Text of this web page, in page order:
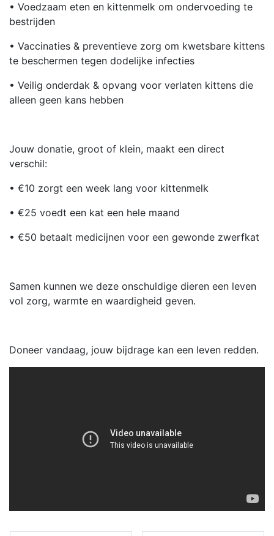
• Voedzaam eten en kittenmelk om ondervoeding te
bestrijden
• Vaccinaties & preventieve zorg om kwetsbare kittens
te beschermen tegen dodelijke infecties
• Veilig onderdak & opvang voor verlaten kittens die
alleen geen kans hebben
Jouw donatie, groot of klein, maakt een direct
verschil:
• €10 zorgt een week lang voor kittenmelk
• €25 voedt een kat een hele maand
• €50 betaalt medicijnen voor een gewonde zwerfkat
Samen kunnen we deze onschuldige dieren een leven
vol zorg, warmte en waardigheid geven.
Doneer vandaag, jouw bijdrage kan een leven redden.